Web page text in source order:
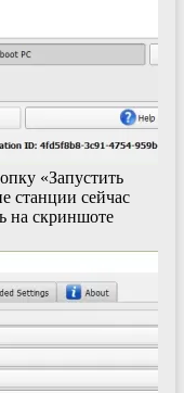
«Запустить
станции сейчас
на скриншоте